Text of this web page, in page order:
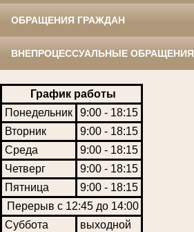
ОБРАЩЕНИЯ ГРАЖДАН
ВНЕПРОЦЕССУАЛЬНЫЕ ОБРАЩЕНИЯ
График работы
Понедельник
9:00 - 18:15
Вторник
9:00 - 18:15
Среда
9:00 - 18:15
Четверг
9:00 - 18:15
Пятница
9:00 - 18:15
Перерыв с 12:45 до 14:00
Суббота
выходной